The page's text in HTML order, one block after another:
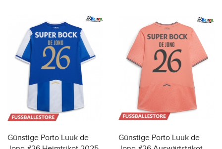
Günstige Porto Luuk de
Günstige Porto Luuk de